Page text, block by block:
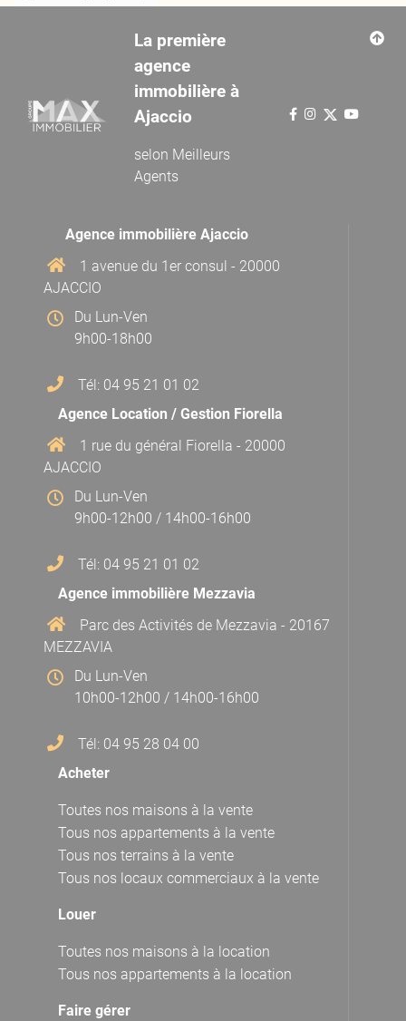
La première
agence
immobilière à
Ajaccio
selon Meilleurs
Agents
Agence immobilière Ajaccio
1 avenue du 1er consul - 20000
AJACCIO
Du Lun-Ven
9h00-18h00
Tél: 04 95 21 01 02
Agence Location / Gestion Fiorella
1 rue du général Fiorella - 20000
AJACCIO
Du Lun-Ven
9h00-12h00 / 14h00-16h00
Tél: 04 95 21 01 02
Agence immobilière Mezzavia
Parc des Activités de Mezzavia - 20167
MEZZAVIA
Du Lun-Ven
10h00-12h00 / 14h00-16h00
Tél: 04 95 28 04 00
Acheter
Toutes nos maisons à la vente
Tous nos appartements à la vente
Tous nos terrains à la vente
Tous nos locaux commerciaux à la vente
Louer
Toutes nos maisons à la location
Tous nos appartements à la location
Faire gérer